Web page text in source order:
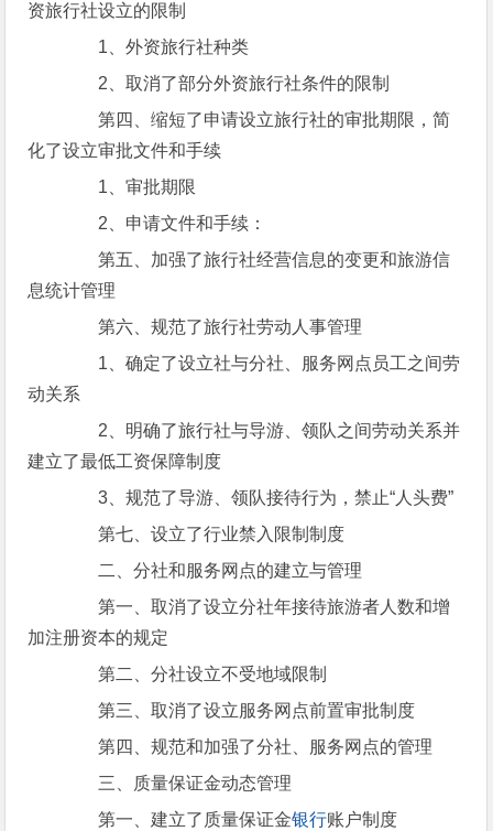
资旅行社设立的限制
1、外资旅行社种类
2、取消了部分外资旅行社条件的限制
第四、缩短了申请设立旅行社的审批期限，简
化了设立审批文件和手续
1、审批期限
2、申请文件和手续：
第五、加强了旅行社经营信息的变更和旅游信
息统计管理
第六、规范了旅行社劳动人事管理
1、确定了设立社与分社、服务网点员工之间劳
动关系
2、明确了旅行社与导游、领队之间劳动关系并
建立了最低工资保障制度
3、规范了导游、领队接待行为，禁止“人头费”
第七、设立了行业禁入限制制度
二、分社和服务网点的建立与管理
第一、取消了设立分社年接待旅游者人数和增
加注册资本的规定
第二、分社设立不受地域限制
第三、取消了设立服务网点前置审批制度
第四、规范和加强了分社、服务网点的管理
三、质量保证金动态管理
第一、建立了质量保证金银行账户制度